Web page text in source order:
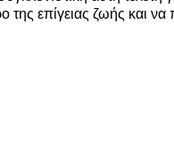
επίγειας ζωής και